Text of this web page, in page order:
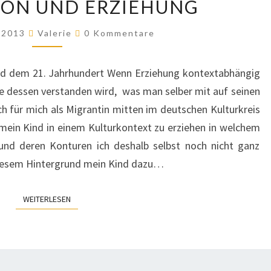
UND
ERZIEHUNG
UND ERZIEHUNG
Valerie Kommentare
0 Kommentare
dem 21. Jahrhundert Wenn Erziehung kontextabhängig
dessen verstanden wird, was man selber mit auf seinen
für mich als Migrantin mitten im deutschen Kulturkreis
Kind in einem Kulturkontext zu erziehen in welchem
deren Konturen ich deshalb selbst noch nicht ganz
Hintergrund mein Kind dazu…
WEITERLESEN